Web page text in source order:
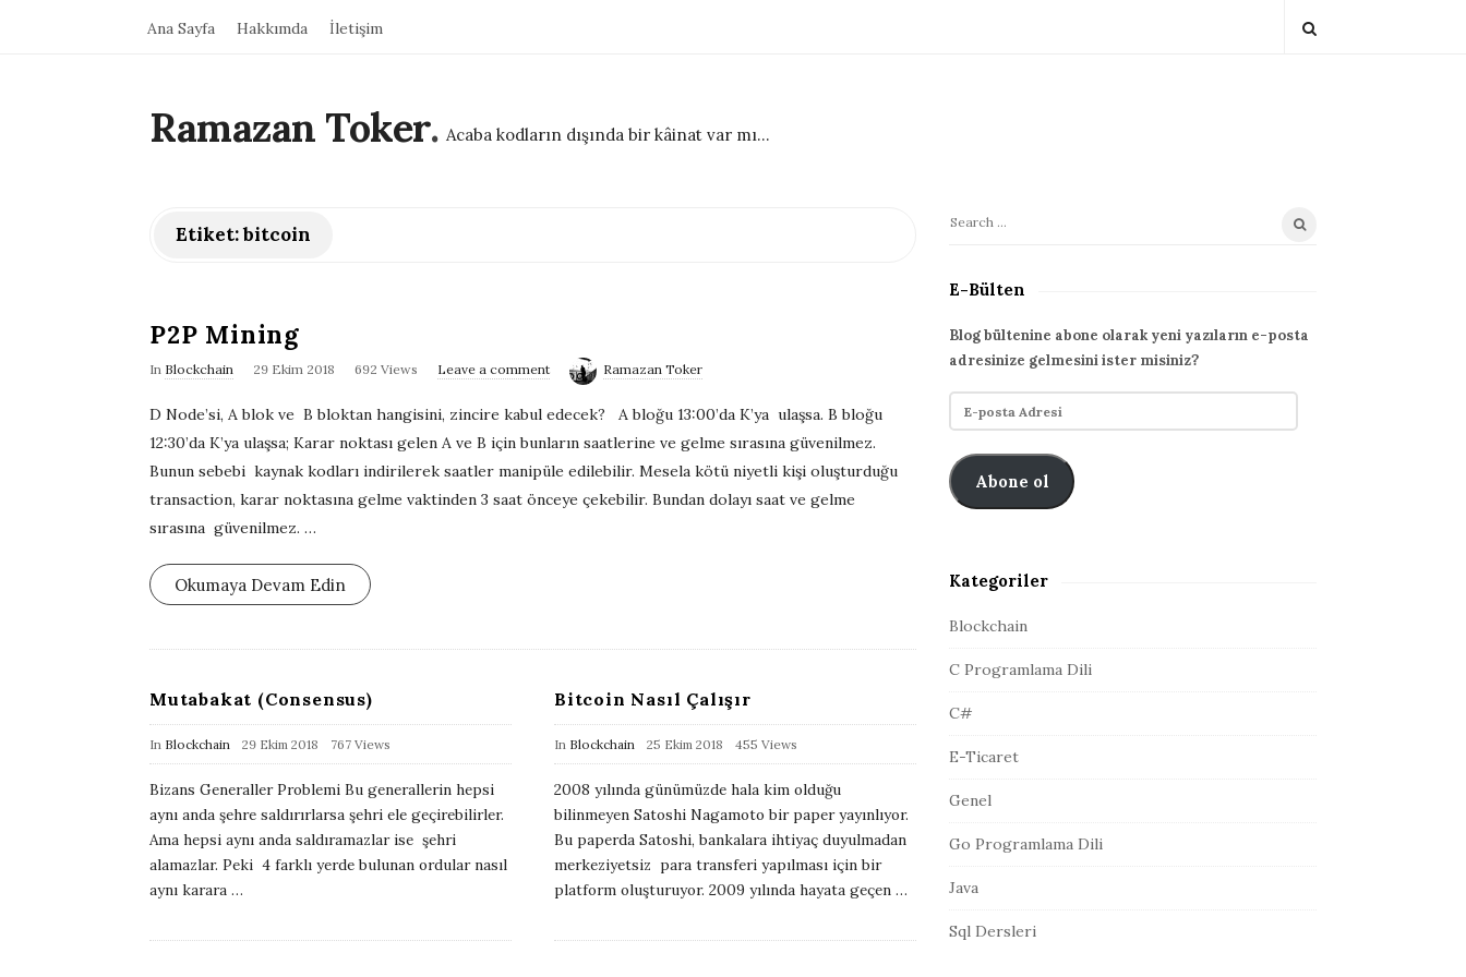
Ana Sayfa Hakkımda İletişim
Ramazan Toker. Acaba kodların dışında bir kâinat var mı...
Etiket:bitcoin
P2P Mining
In Blockchain
P
a
29 Ekim 2018 692 Views Leave a comment Ramazan Toker
D Node’si, A blok ve B bloktan hangisini, zincire kabul edecek? A bloğu 13:00’da K’ya ulaşsa. B bloğu
12:30’da K’ya ulaşsa; Karar noktası gelen A ve B için bunların saatlerine ve gelme sırasına güvenilmez.
Bunun sebebi kaynak kodları indirilerek saatler manipüle edilebilir. Mesela kötü niyetli kişi oluşturduğu
transaction, karar noktasına gelme vaktinden 3 saat önceye çekebilir. Bundan dolayı saat ve gelme
sırasına güvenilmez. …
Okumaya Devam Edin
Mutabakat (Consensus)
In Blockchain
P
i
s
29 Ekim 2018 767 Views
Bizans Generaller Problemi Bu generallerin hepsi
aynı anda şehre saldırırlarsa şehri ele geçirebilirler.
Ama hepsi aynı anda saldıramazlar ise şehri
alamazlar. Peki 4 farklı yerde bulunan ordular nasıl
aynı karara …
Bitcoin Nasıl Çalışır
In Blockchain
P
b
l
i
s
25 Ekim 2018 455 Views
2008 yılında günümüzde hala kim olduğu
bilinmeyen Satoshi Nagamoto bir paper yayınlıyor.
Bu paperda Satoshi, bankalara ihtiyaç duyulmadan
merkeziyetsiz para transferi yapılması için bir
platform oluşturuyor. 2009 yılında hayata geçen …
S
t
S
i
d
e
b
a
S
a
c
h
r
E-Bülten
Blog bültenine abone olarak yeni yazıların e-posta
adresinize gelmesini ister misiniz?
E
-
o
s
A
r
s
Abone ol
Kategoriler
Blockchain
C Programlama Dili
C#
E-Ticaret
Genel
Go Programlama Dili
Java
Sql Dersleri